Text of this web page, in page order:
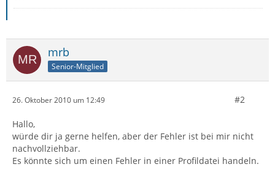
mrb
Senior-Mitglied
26. Oktober 2010 um 12:49 #2
Hallo,
würde dir ja gerne helfen, aber der Fehler ist bei mir nicht
nachvollziehbar.
Es könnte sich um einen Fehler in einer Profildatei handeln.